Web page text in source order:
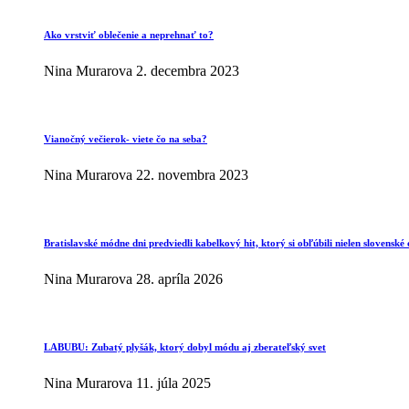
Ako vrstviť oblečenie a neprehnať to?
Nina Murarova 2. decembra 2023
Vianočný večierok- viete čo na seba?
Nina Murarova 22. novembra 2023
Bratislavské módne dni predviedli kabelkový hit, ktorý si obľúbili nielen slovenské
Nina Murarova 28. apríla 2026
LABUBU: Zubatý plyšák, ktorý dobyl módu aj zberateľský svet
Nina Murarova 11. júla 2025